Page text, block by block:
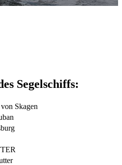
Segelschiffs:
Skagen